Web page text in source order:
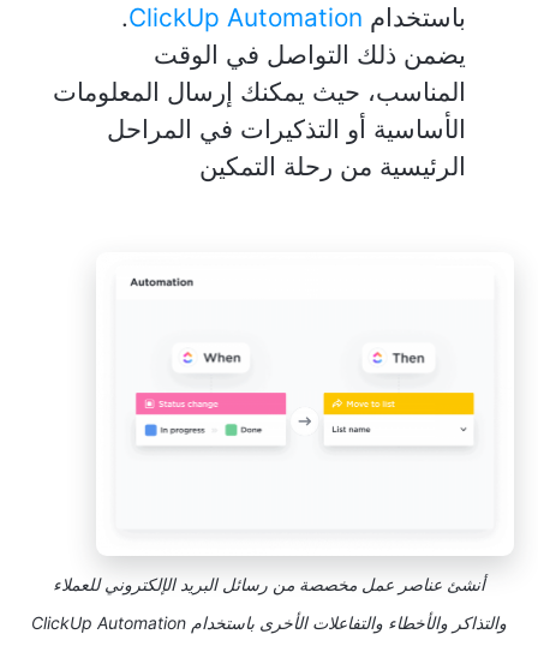
باستخدام ClickUp Automation
.
يضمن ذلك التواصل في الوقت
المناسب، حيث يمكنك إرسال المعلومات
الأساسية أو التذكيرات في المراحل
الرئيسية من رحلة التمكين
أنشئ عناصر عمل مخصصة من رسائل البريد الإلكتروني للعملاء
والتذاكر والأخطاء والتفاعلات الأخرى باستخدام ClickUp Automation